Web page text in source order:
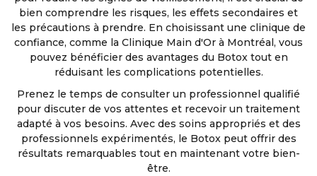
bien comprendre les risques, les effets secondaires et
les précautions à prendre. En choisissant une clinique de
confiance, comme la Clinique Main d'Or à Montréal, vous
pouvez bénéficier des avantages du Botox tout en
réduisant les complications potentielles.
Prenez le temps de consulter un professionnel qualifié
pour discuter de vos attentes et recevoir un traitement
adapté à vos besoins. Avec des soins appropriés et des
professionnels expérimentés, le Botox peut offrir des
résultats remarquables tout en maintenant votre bien-
être.